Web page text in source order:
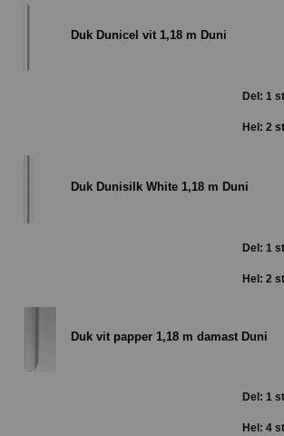
Duk Dunicel vit 1,18 m Duni
Del: 1 st
Hel: 2 st
Duk Dunisilk White 1,18 m Duni
Del: 1 st
Hel: 2 st
Duk vit papper 1,18 m damast Duni
Del: 1 st
Hel: 4 st